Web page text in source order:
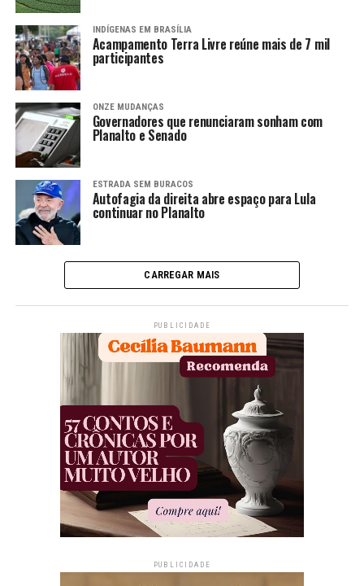
INDÍGENAS EM BRASÍLIA
Acampamento Terra Livre reúne mais de 7 mil
participantes
ONZE MUDANÇAS
Governadores que renunciaram sonham com
Planalto e Senado
ESTRADA SEM BURACOS
Autofagia da direita abre espaço para Lula
continuar no Planalto
CARREGAR MAIS
PUBLICIDADE
PUBLICIDADE